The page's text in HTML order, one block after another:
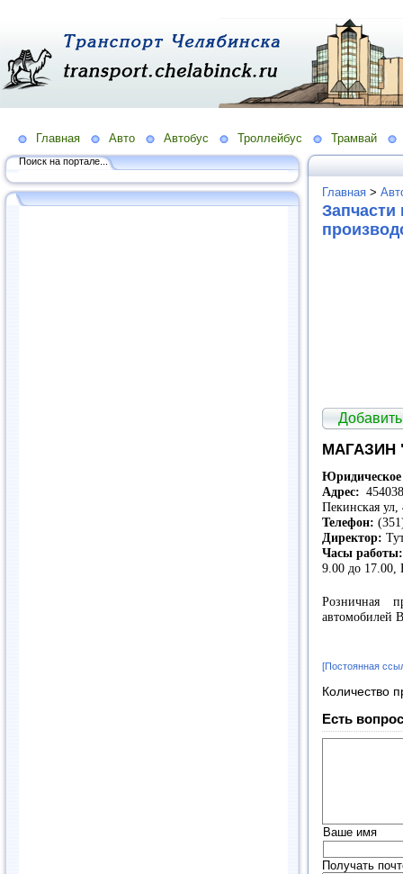
Главная Авто Автобус Троллейбус Трамвай
Поиск на портале...
Главная >
МАГАЗИН
Юридическое
Адрес:
Пекинская
Телефон:
Директор:
Часы
9.00 до 17.00,
Розничная
автомобилей
[Постоянная
Количество
Есть
Ваше имя
Получать